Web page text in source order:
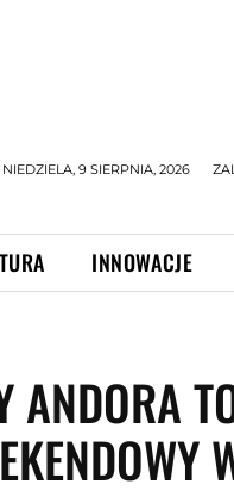
NIEDZIELA, 9 SIERPNIA, 2026
INNOWACJE
ANDORA